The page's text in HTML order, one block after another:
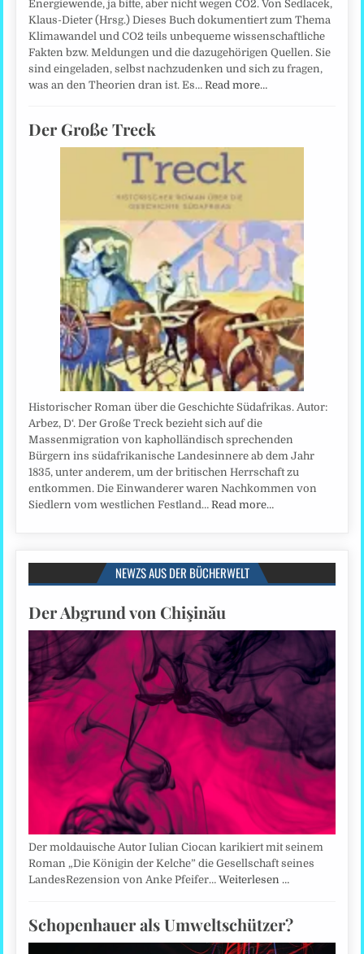
Energiewende, ja bitte, aber nicht wegen CO2. Von Sedlacek,
Klaus-Dieter (Hrsg.) Dieses Buch dokumentiert zum Thema
Klimawandel und CO2 teils unbequeme wissenschaftliche
Fakten bzw. Meldungen und die dazugehörigen Quellen. Sie
sind eingeladen, selbst nachzudenken und sich zu fragen,
was an den Theorien dran ist. Es…Read more…
Der Große Treck
Historischer Roman über die Geschichte Südafrikas. Autor:
Arbez, D‘. Der Große Treck bezieht sich auf die
Massenmigration von kapholländisch sprechenden
Bürgern ins südafrikanische Landesinnere ab dem Jahr
1835, unter anderem, um der britischen Herrschaft zu
entkommen. Die Einwanderer waren Nachkommen von
Siedlern vom westlichen Festland…Read more…
NEWZS AUS DER BÜCHERWELT
Der Abgrund von Chişinău
Der moldauische Autor Iulian Ciocan karikiert mit seinem
Roman „Die Königin der Kelche” die Gesellschaft seines
LandesRezension von Anke Pfeifer…Weiterlesen …
Schopenhauer als Umweltschützer?